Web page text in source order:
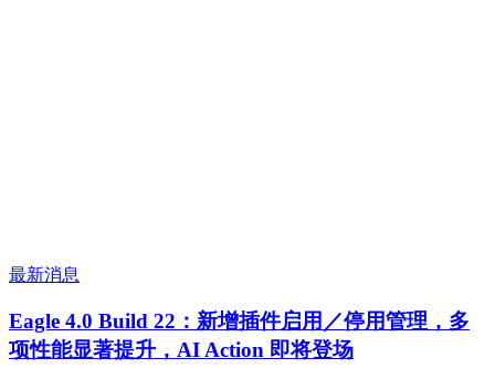
最新消息
Eagle 4.0 Build 22：新增插件启用／停用管理，多
项性能显著提升，AI Action 即将登场